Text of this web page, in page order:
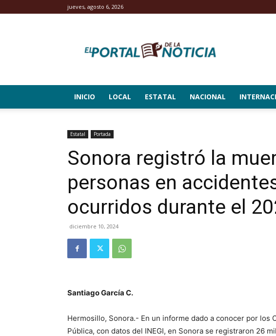
jueves, agosto 6, 2026
Portal
de
INICIO LOCAL ESTATAL NACIONAL
Estatal Portada
Sonora registró la
personas en
ocurridos durante el
diciembre 10, 2024
Santiago García C.
Hermosillo, Sonora.- En un informe dado a conocer por los
Pública, con datos del INEGI, en Sonora se registraron 26